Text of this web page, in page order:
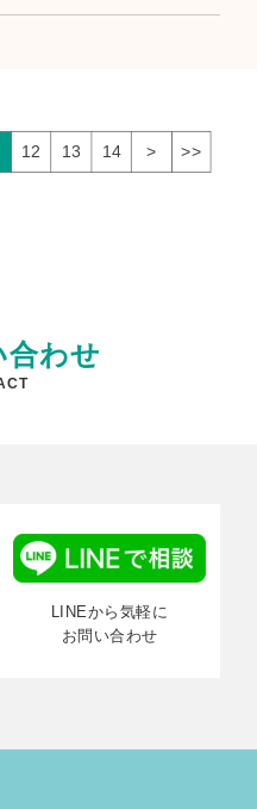
12 13 14 > >>
合わせ
LINEから気軽に
お問い合わせ